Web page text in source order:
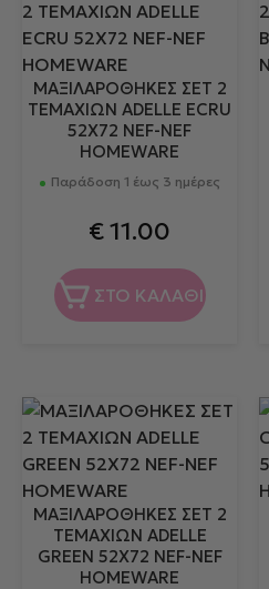
ΜΑΞΙΛΑΡΟΘΗΚΕΣ ΣΕΤ 2
ΤΕΜΑΧΙΩΝ ADELLE ECRU
52X72 NEF-NEF
HOMEWARE
Παράδοση 1 έως 3 ημέρες
€11.00
ΣΤΟ ΚΑΛΑΘΙ
ΜΑΞΙΛΑΡΟΘΗΚΕΣ ΣΕΤ 2
ΤΕΜΑΧΙΩΝ ADELLE
GREEN 52X72 NEF-NEF
HOMEWARE